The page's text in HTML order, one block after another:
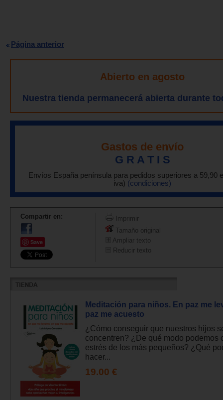
Página anterior
Abierto en agosto
Nuestra tienda permanecerá abierta durante
Gastos de envío
G R A T I S
Envíos España península para pedidos superiores a 59,90
iva) (condiciones)
Compartir en:
Save
Imprimir
Tamaño original
Ampliar texto
Reducir texto
Meditación para niños. En paz me
paz me acuesto
¿Cómo conseguir que nuestros hijos
concentren? ¿De qué modo podemos
estrés de los más pequeños? ¿Qué
hacer...
19.00 €